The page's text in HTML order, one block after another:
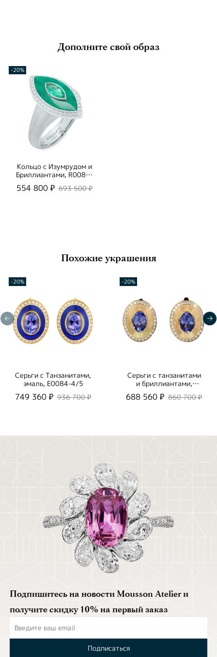
Дополните свой образ
-20%
Кольцо с Изумрудом и
Бриллиантами, R0084-
11/1
554 800 ₽ 693 500 ₽
Похожие украшения
-20%
Серьги с Танзанитами,
эмаль, E0084-4/5
749 360 ₽ 936 700 ₽
-20%
Серьги с танзанитами
и бриллиантами,
E0084-5/15
688 560 ₽ 860 700 ₽
Подпишитесь на новости Mousson Atelier и
получите скидку 10% на первый заказ
Подписаться